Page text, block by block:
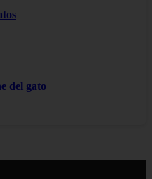
del gato